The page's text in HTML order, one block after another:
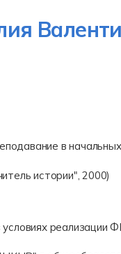
в
истории", 2000)